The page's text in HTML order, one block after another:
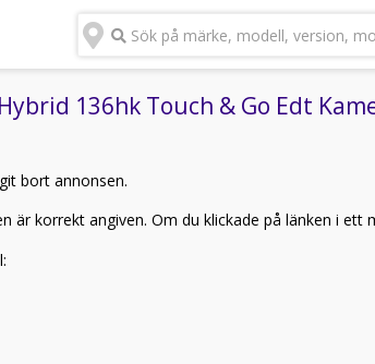
Sök på märke, modell, version,
136hk Touch & Go Edt
bort annonsen.
är korrekt angiven. Om du klickade på länken i